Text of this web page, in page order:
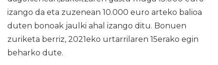
izango da eta zuzenean 10.000 euro arteko balioa
duten bonoak jaulki ahal izango ditu. Bonuen
zuriketa berriz, 2021eko urtarrilaren 15erako egin
beharko dute.